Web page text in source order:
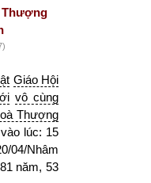
Thượng
Giáo Hội
vô cùng
Thượng
vào lúc: 15
04/Nhâm
năm, 53